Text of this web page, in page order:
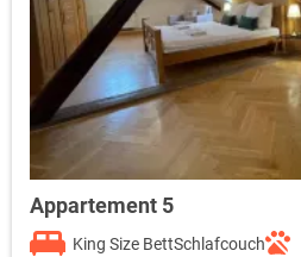
Appartement 5
King Size BettSchlafcouch